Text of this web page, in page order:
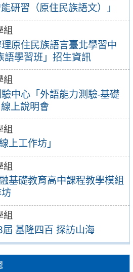
研習（原住民族語文）」
組
原住民族語言臺北學習中
語學習班」招生資訊
組
中心「外語能力測驗-基礎
上說明會
組
上工作坊」
組
基礎教育高中課程教學模組
組
基隆四百 探訪山海